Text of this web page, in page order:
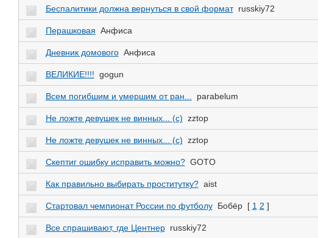
Беспалитики должна вернуться в свой формат russkiy72
Перашковая Анфиса
Дневник домового Анфиса
ВЕЛИКИЕ!!!! gogun
Всем погибшим и умершим от ран... parabelum
Не ложте девушек не винных... (с) zztop
Не ложте девушек не винных... (с) zztop
Скептиг ошибку исправить можно? GOTO
Как правильно выбирать проститутку? aist
Стартовал чемпионат России по футболу Бобёр [ 1 2 ]
Все спрашивают, где Центнер russkiy72